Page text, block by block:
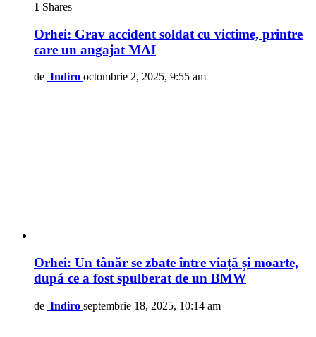
1 Shares
Orhei: Grav accident soldat cu victime, printre
care un angajat MAI
de Indiro octombrie 2, 2025, 9:55 am
Orhei: Un tânăr se zbate între viață și moarte,
după ce a fost spulberat de un BMW
de Indiro septembrie 18, 2025, 10:14 am